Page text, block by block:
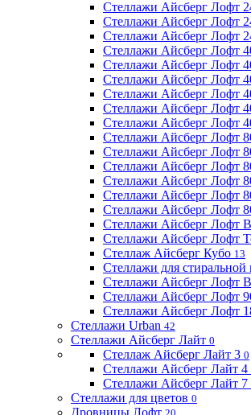
Стеллажи Айсберг Лофт
Стеллажи Айсберг Лофт
Стеллажи Айсберг Лофт
Стеллажи Айсберг Лофт
Стеллажи Айсберг Лофт
Стеллажи Айсберг Лофт
Стеллажи Айсберг Лофт
Стеллажи Айсберг Лофт
Стеллажи Айсберг Лофт
Стеллажи Айсберг Лофт
Стеллажи Айсберг Лофт
Стеллажи Айсберг Лофт
Стеллажи Айсберг Лофт
Стеллажи Айсберг Лофт
Стеллажи Айсберг Лофт
Стеллажи Айсберг Лофт
Стеллажи Айсберг Лофт
Стеллаж Айсберг Кубо 13
Стеллажи для
Стеллажи Айсберг Лофт
Стеллажи Айсберг Лофт
Стеллажи Айсберг Лофт
Стеллажи Urban 42
Стеллажи Айсберг Лайт 0
Стеллаж Айсберг Лайт 3 0
Стеллажи Айсберг Лайт 4
Стеллажи Айсберг Лайт 7
Стеллажи для цветов 0
Дровницы Лофт